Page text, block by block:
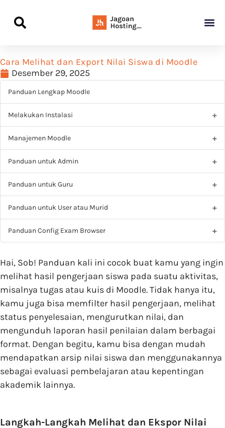
Cara Melihat dan Export Nilai Siswa di Moodle
Desember 29, 2025
Panduan Lengkap Moodle
Melakukan Instalasi
Manajemen Moodle
Panduan untuk Admin
Panduan untuk Guru
Panduan untuk User atau Murid
Panduan Config Exam Browser
Hai, Sob! Panduan kali ini cocok buat kamu yang ingin
melihat hasil pengerjaan siswa pada suatu aktivitas,
misalnya tugas atau kuis di Moodle. Tidak hanya itu,
kamu juga bisa memfilter hasil pengerjaan, melihat
status penyelesaian, mengurutkan nilai, dan
mengunduh laporan hasil penilaian dalam berbagai
format. Dengan begitu, kamu bisa dengan mudah
mendapatkan arsip nilai siswa dan menggunakannya
sebagai evaluasi pembelajaran atau kepentingan
akademik lainnya.
Langkah-Langkah Melihat dan Ekspor Nilai